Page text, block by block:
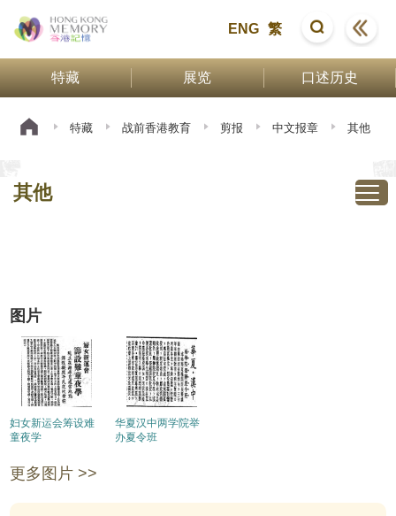
ENG 繁
特藏 展览 口述历史
特藏 战前香港教育 剪报 中文报章 其他
其他
图片
妇女新运会筹设难
童夜学
华夏汉中两学院举
办夏令班
更多图片 >>